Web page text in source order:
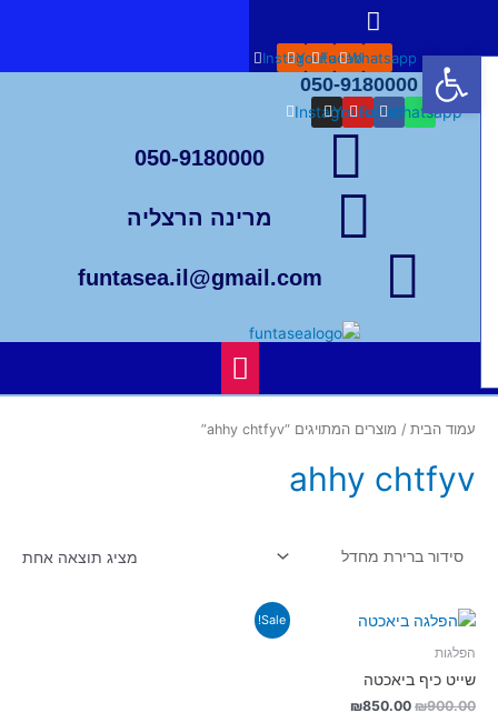
Menu
Whatsapp
Facebook
Youtube
Instagram
050-9180000
Whatsapp
Facebook
Youtube
Instagram
050-9180000
מרינה הרצליה
funtasea.il@gmail.com
Menu
עמוד הבית/ מוצרים המתויגים “ahhy chtfyv”
ahhy chtfyv
מציג תוצאה אחת
Sale!
הפלגות
שייט כיף ביאכטה
₪900.00
₪850.00
פתח סרגל נגישות